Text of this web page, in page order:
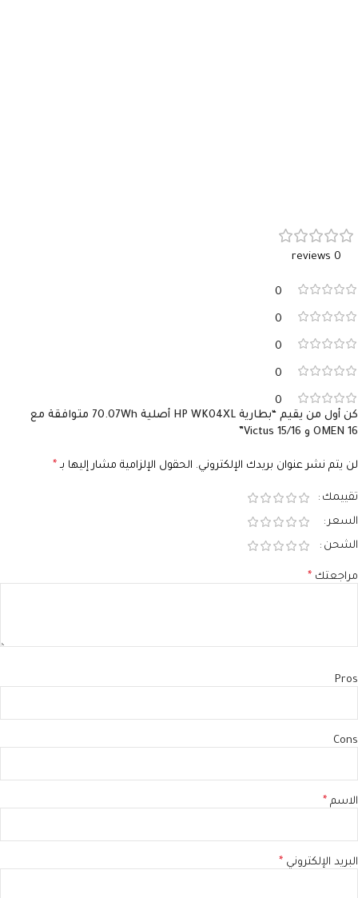
0 reviews
0
0
0
0
0
كن أول من يقيم “بطارية HP WK04XL أصلية 70.07Wh متوافقة مع
OMEN 16 و Victus 15/16”
لن يتم نشر عنوان بريدك الإلكتروني. الحقول الإلزامية مشار إليها بـ *
تقييمك
السعر
الشحن
مراجعتك *
Pros
Cons
الاسم *
البريد الإلكتروني *